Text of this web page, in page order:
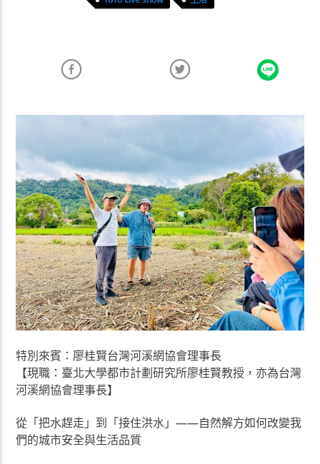
特別來賓：廖桂賢台灣河溪網協會理事長
【現職：臺北大學都市計劃研究所廖桂賢教授，亦為台灣
河溪網協會理事長】
從「把水趕走」到「接住洪水」——自然解方如何改變我
們的城市安全與生活品質